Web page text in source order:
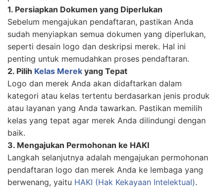
1. Persiapkan Dokumen yang Diperlukan
Sebelum mengajukan pendaftaran, pastikan Anda
sudah menyiapkan semua dokumen yang diperlukan,
seperti desain logo dan deskripsi merek. Hal ini
penting untuk memudahkan proses pendaftaran.
2. Pilih Kelas Merek yang Tepat
Logo dan merek Anda akan didaftarkan dalam
kategori atau kelas tertentu berdasarkan jenis produk
atau layanan yang Anda tawarkan. Pastikan memilih
kelas yang tepat agar merek Anda dilindungi dengan
baik.
3. Mengajukan Permohonan ke HAKI
Langkah selanjutnya adalah mengajukan permohonan
pendaftaran logo dan merek Anda ke lembaga yang
berwenang, yaitu HAKI (Hak Kekayaan Intelektual).